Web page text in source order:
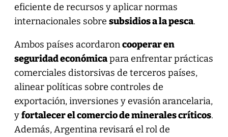
eficiente de recursos y aplicar normas
internacionales sobre subsidios a la pesca.
Ambos países acordaroncooperar en
seguridad económicapara enfrentar prácticas
comerciales distorsivas de terceros países,
alinear políticas sobre controles de
exportación, inversiones y evasión arancelaria,
yfortalecer el comercio de minerales críticos.
Además, Argentina revisará el rol de